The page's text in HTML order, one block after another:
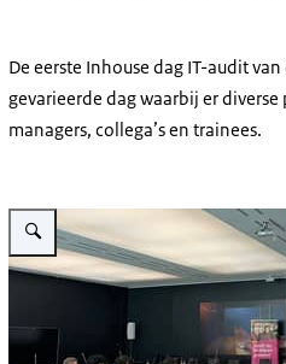
De eerste Inhouse dag IT-audit
gevarieerde dag waarbij er
managers, collega’s en trainees.
Vergroot afbeelding Inhouse dag IT-